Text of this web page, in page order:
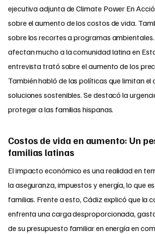
ejecutiva adjunta de Climate Power En
sobre el aumento de los costos de vida.
sobre los recortes a programas
afectan mucho a la comunidad latina en
entrevista trató sobre el aumento de los
También habló de las políticas que limitan el
soluciones sostenibles. Se destacó la
proteger a las familias hispanas.
Costos de vida en aumento: Un
familias latinas
El impacto económico es una realidad en
la aseguranza, impuestos y energía, lo que
familias. Frente a esto, Cádiz explicó que la
enfrenta una carga desproporcionada,
de su presupuesto familiar en energía en